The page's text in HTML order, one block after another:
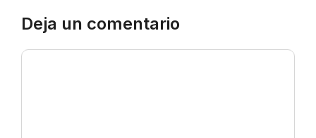
Deja un comentario
Comentario